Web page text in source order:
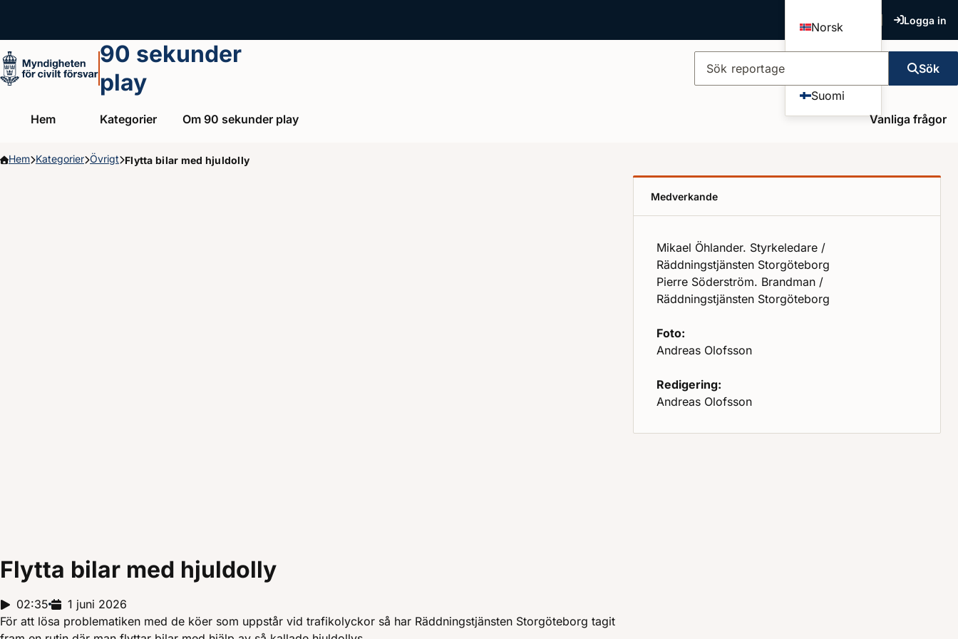
Norsk
Suomi
Logga in
90 sekunder
play
Sök reportage
Sök
Hem Kategorier Om 90 sekunder play Vanliga frågor
Hem Kategorier Övrigt Flytta bilar med hjuldolly
Flytta bilar med hjuldolly
Reportagelängd:
02:35 Releasedatum:
1 juni 2026
För att lösa problematiken med de köer som uppstår vid trafikolyckor så har Räddningstjänsten Storgöteborg tagit
Medverkande
Mikael Öhlander. Styrkeledare /
Räddningstjänsten Storgöteborg
Pierre Söderström. Brandman /
Räddningstjänsten Storgöteborg
Foto:
Andreas Olofsson
Redigering:
Andreas Olofsson